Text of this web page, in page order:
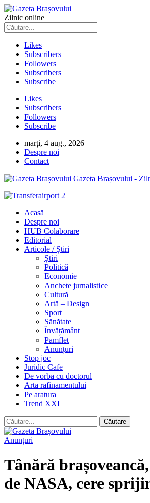
Zilnic online
Likes
Subscribers
Followers
Subscribers
Subscribe
Likes
Subscribers
Followers
Subscribe
marți, 4 aug., 2026
Despre noi
Contact
Gazeta Brașovului -
Acasă
Despre noi
HUB Colaborare
Editorial
Articole / Știri
Știri
Politică
Economie
Anchete jurnalistice
Cultură
Artă – Design
Sport
Sănătate
Învățământ
Pamflet
Anunțuri
Stop joc
Juridic Cafe
De vorba cu doctorul
Arta rafinamentului
Pe aratura
Trend XXI
Anunțuri
Tânără
de NASA, cere